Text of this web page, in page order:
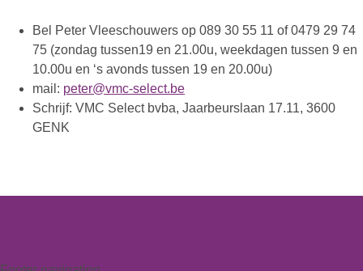
Bel Peter Vleeschouwers op 089 30 55 11 of 0479 29 74
75 (zondag tussen19 en 21.00u, weekdagen tussen 9 en
10.00u en ‘s avonds tussen 19 en 20.00u)
mail: peter@vmc-select.be
Schrijf: VMC Select bvba, Jaarbeurslaan 17.11, 3600
GENK